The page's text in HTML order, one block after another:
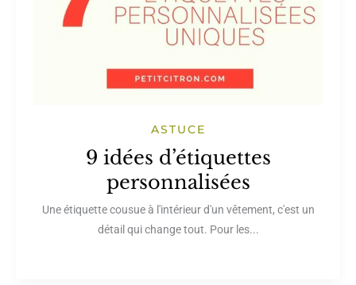
ASTUCE
9 idées d’étiquettes
personnalisées
Une étiquette cousue à l'intérieur d'un vêtement, c'est un
détail qui change tout. Pour les...